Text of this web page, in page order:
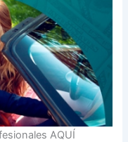
AQUÍ